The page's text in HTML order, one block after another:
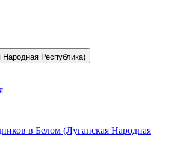
Народная Республика)
в Белом (Луганская Народная